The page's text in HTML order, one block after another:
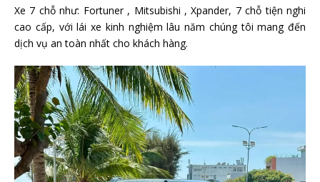
Xe 7 chỗ như: Fortuner , Mitsubishi , Xpander, 7 chỗ tiện nghi
cao cấp, với lái xe kinh nghiệm lâu năm chúng tôi mang đến
dịch vụ an toàn nhất cho khách hàng.